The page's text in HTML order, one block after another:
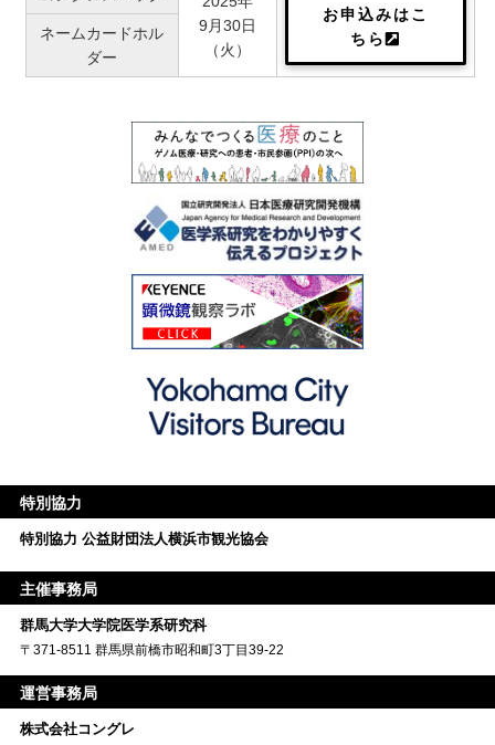
9月30日
（火）
お申込みはこ
ちら
ネームカードホル
ダー
特別協力
特別協力 公益財団法人横浜市観光協会
主催事務局
群馬大学大学院医学系研究科
〒371-8511 群馬県前橋市昭和町3丁目39-22
運営事務局
株式会社コングレ